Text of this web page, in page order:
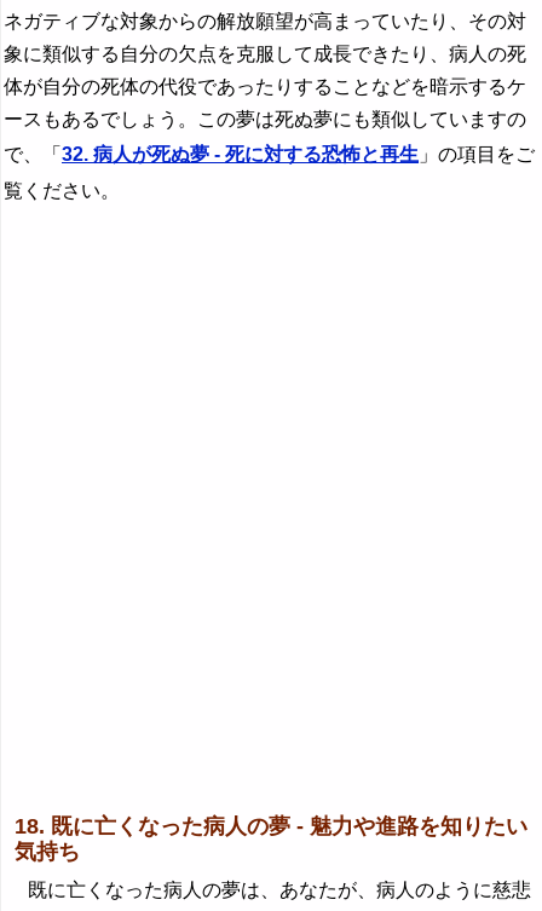
ネガティブな対象からの解放願望が高まっていたり、その対
象に類似する自分の欠点を克服して成長できたり、病人の死
体が自分の死体の代役であったりすることなどを暗示するケ
ースもあるでしょう。この夢は死ぬ夢にも類似していますの
で、「 32. 病人が死ぬ夢 - 死に対する恐怖と再生 」の項目をご
覧ください。
18. 既に亡くなった病人の夢 - 魅力や進路を知りたい
気持ち
既に亡くなった病人の夢は、あなたが、病人のように慈悲